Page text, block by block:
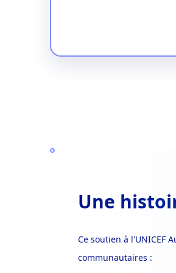
Une
Ce soutien à l'UNICEF
communautaires :